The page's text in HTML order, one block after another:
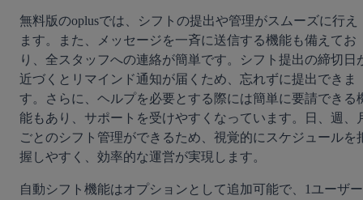
無料版のoplusでは、シフトの提出や管理がスムーズに行え
ます。また、メッセージを一斉に送信する機能も備えてお
り、全スタッフへの連絡が簡単です。シフト提出の締切日
近づくとリマインド通知が届くため、忘れずに提出できま
す。さらに、ヘルプを必要とする際には簡単に要請できる
能もあり、サポートを受けやすくなっています。日、週、
ごとのシフト管理ができるため、視覚的にスケジュールを
握しやすく、効率的な運営が実現します。
自動シフト機能はオプションとして追加可能で、1ユーザー